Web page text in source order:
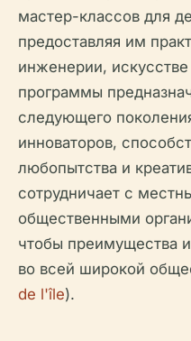
мастер-классов для
предоставляя им
инженерии,
программы
следующего
инноваторов,
любопытства и
сотрудничает с
общественными
чтобы преимущества
во всей широкой
de l'île).